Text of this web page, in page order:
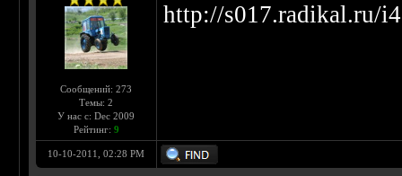
Сообщений: 273
Темы: 2
У нас с: Dec 2009
Рейтинг: 9
http://s017.radikal.ru/
10-10-2011, 02:28 PM